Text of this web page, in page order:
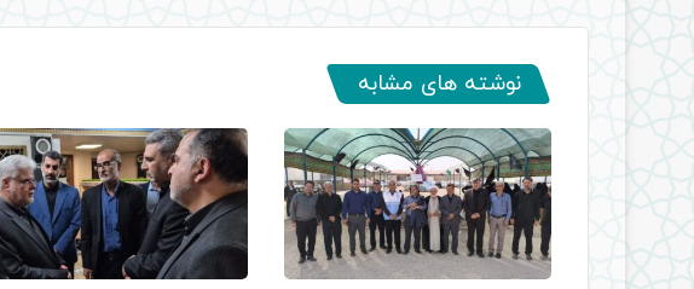
نوشته های مشابه